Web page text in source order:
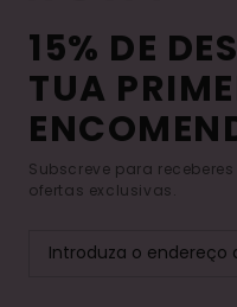
15% DE
TUA
Subscreve para
ofertas exclusivas.